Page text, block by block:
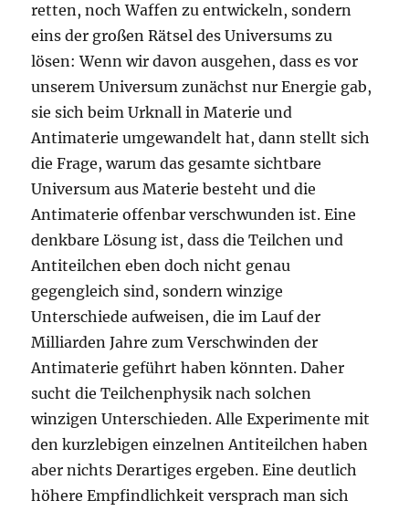
retten, noch Waffen zu entwickeln, sondern
eins der großen Rätsel des Universums zu
lösen: Wenn wir davon ausgehen, dass es vor
unserem Universum zunächst nur Energie gab,
sie sich beim Urknall in Materie und
Antimaterie umgewandelt hat, dann stellt sich
die Frage, warum das gesamte sichtbare
Universum aus Materie besteht und die
Antimaterie offenbar verschwunden ist. Eine
denkbare Lösung ist, dass die Teilchen und
Antiteilchen eben doch nicht genau
gegengleich sind, sondern winzige
Unterschiede aufweisen, die im Lauf der
Milliarden Jahre zum Verschwinden der
Antimaterie geführt haben könnten. Daher
sucht die Teilchenphysik nach solchen
winzigen Unterschieden. Alle Experimente mit
den kurzlebigen einzelnen Antiteilchen haben
aber nichts Derartiges ergeben. Eine deutlich
höhere Empfindlichkeit versprach man sich